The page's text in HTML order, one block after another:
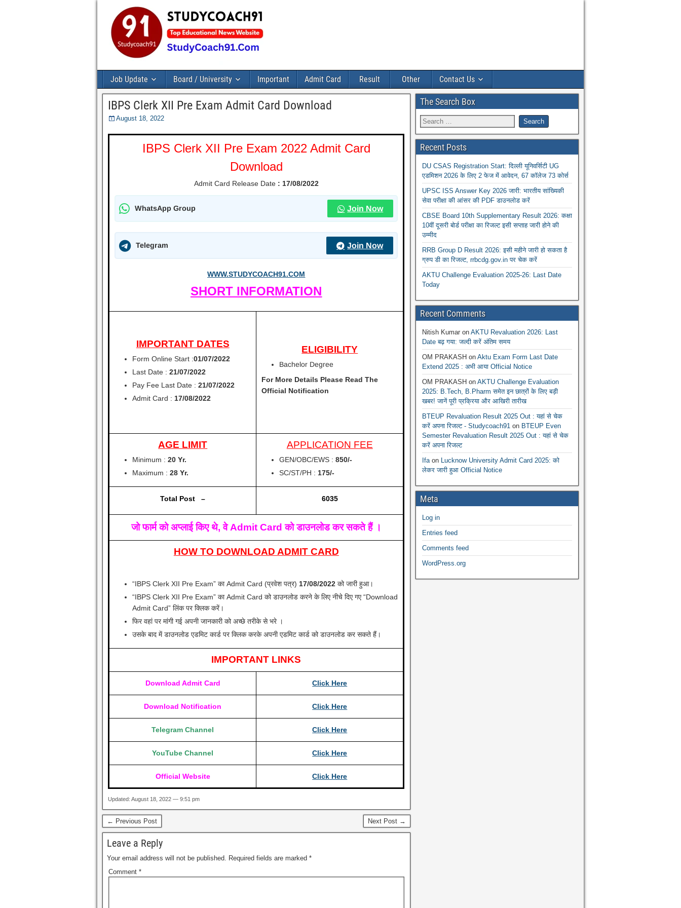
Job Update Board / University Important Admit Card Result Other Contact Us
IBPS Clerk XII Pre Exam Admit Card Download
August 18, 2022
IBPS Clerk XII Pre Exam 2022 Admit Card
Download
Admit Card Release Date: 17/08/2022
WhatsApp Group Join Now
Telegram Join Now
WWW.STUDYCOACH91.COM
SHORT INFORMATION
IMPORTANT DATES
Form Online Start :01/07/2022
Last Date :21/07/2022
Pay Fee Last Date : 21/07/2022
Admit Card : 17/08/2022
ELIGIBILITY
Bachelor Degree
For More Details Please Read The
Official Notification
AGE LIMIT
Minimum :20 Yr.
Maximum :28 Yr.
APPLICATION FEE
GEN/OBC/EWS :850/-
SC/ST/PH : 175/-
Total Post – 6035
जो फार्म को अप्लाई किए थे, वे Admit Card को डाउनलोड कर सकते हैं ।
HOW TO DOWNLOAD ADMIT CARD
“IBPS Clerk XII Pre Exam” का Admit Card (प्रवेश पत्र) 17/08/2022 को जारी हुआ।
“IBPS Clerk XII Pre Exam” का Admit Card को डाउनलोड करने के लिए नीचे दिए गए “Download
Admit Card” लिंक पर क्लिक करें।
फिर वहां पर मांगी गई अपनी जानकारी को अच्छे तरीके से भरे ।
उसके बाद में डाउनलोड एडमिट कार्ड पर क्लिक करके अपनी एडमिट कार्ड को डाउनलोड कर सकते हैं।
IMPORTANT LINKS
Download Admit Card Click Here
Download Notification Click Here
Telegram Channel Click Here
YouTube Channel Click Here
Official Website Click Here
Updated: August 18, 2022 — 9:51 pm
← Previous Post Next Post →
Leave a Reply
Your email address will not be published. Required fields are marked *
Comment *
The Search Box
Recent Posts
DU CSAS Registration Start: दिल्ली यूनिवर्सिटी UG
एडमिशन 2026 के लिए 2 फेज में आवेदन, 67 कॉलेज 73 कोर्स
UPSC ISS Answer Key 2026 जारी: भारतीय सांख्यिकी
सेवा परीक्षा की आंसर की PDF डाउनलोड करें
CBSE Board 10th Supplementary Result 2026: कक्षा
10वीं दूसरी बोर्ड परीक्षा का रिजल्ट इसी सप्ताह जारी होने की
उम्मीद
RRB Group D Result 2026: इसी महीने जारी हो सकता है
ग्रुप डी का रिजल्ट, rrbcdg.gov.in पर चेक करें
AKTU Challenge Evaluation 2025-26: Last Date
Today
Recent Comments
Nitish Kumaron AKTU Revaluation 2026: Last
Date बढ़ गया: जल्दी करें अंतिम समय
OM PRAKASH on Aktu Exam Form Last Date
Extend 2025 : अभी आया Official Notice
OM PRAKASH on AKTU Challenge Evaluation
2025: B.Tech, B.Pharm समेत इन छात्रों के लिए बड़ी
खबर! जानें पूरी प्रक्रिया और आखिरी तारीख
BTEUP Revaluation Result 2025 Out : यहां से चेक
करें अपना रिजल्ट - Studycoach91on BTEUP Even
Semester Revaluation Result 2025 Out : यहां से चेक
करें अपना रिजल्ट
Ifaon Lucknow University Admit Card 2025: को
लेकर जारी हुआ Official Notice
Meta
Log in
Entries feed
Comments feed
WordPress.org